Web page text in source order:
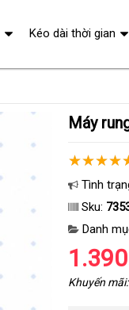
Máy
Tình
Sku:
Danh
Khuyến mãi:
Kéo dài thời gian